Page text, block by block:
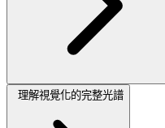
理解視覺化的完整光譜